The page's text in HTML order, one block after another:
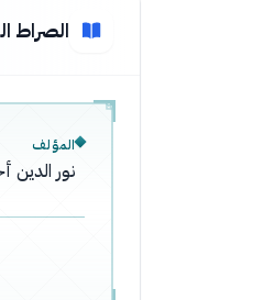
الصراط
المؤلف
نور